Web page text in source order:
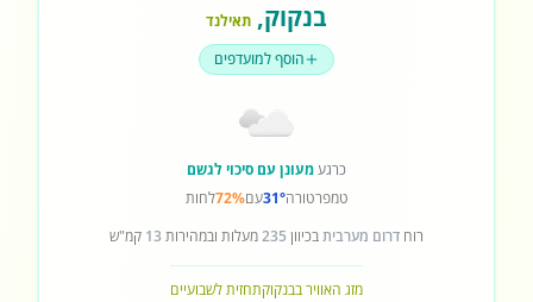
בנקוק, תאילנד
הוסף למועדפים
כרגעמעונן עם סיכוי לגשם
טמפרטורה31°עם72%לחות
רוח דרום מערביתבכיוון 235מעלות ובמהירות 13 קמ"ש
מזג האוויר בבנקוקתחזית לשבועיים